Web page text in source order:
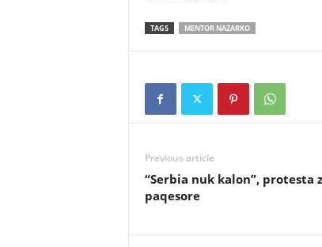
TAGS MENTOR NAZARKO
Previous article
“Serbia nuk kalon”, protesta
paqesore